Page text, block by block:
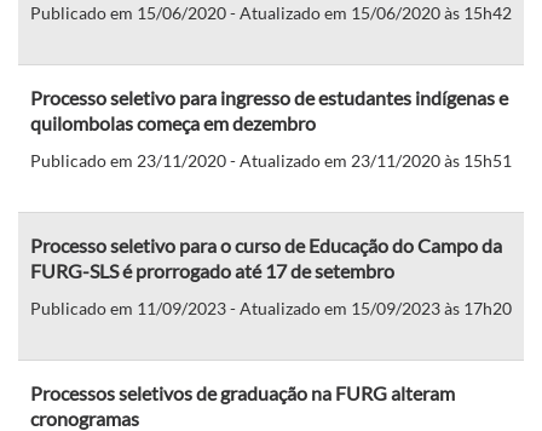
Publicado em 15/06/2020 - Atualizado em 15/06/2020 às 15h42
Processo seletivo para ingresso de estudantes indígenas e
quilombolas começa em dezembro
Publicado em 23/11/2020 - Atualizado em 23/11/2020 às 15h51
Processo seletivo para o curso de Educação do Campo da
FURG-SLS é prorrogado até 17 de setembro
Publicado em 11/09/2023 - Atualizado em 15/09/2023 às 17h20
Processos seletivos de graduação na FURG alteram
cronogramas